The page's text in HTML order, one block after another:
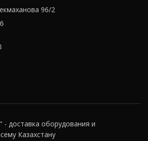
96/2
доставка оборудования и
Казахстану